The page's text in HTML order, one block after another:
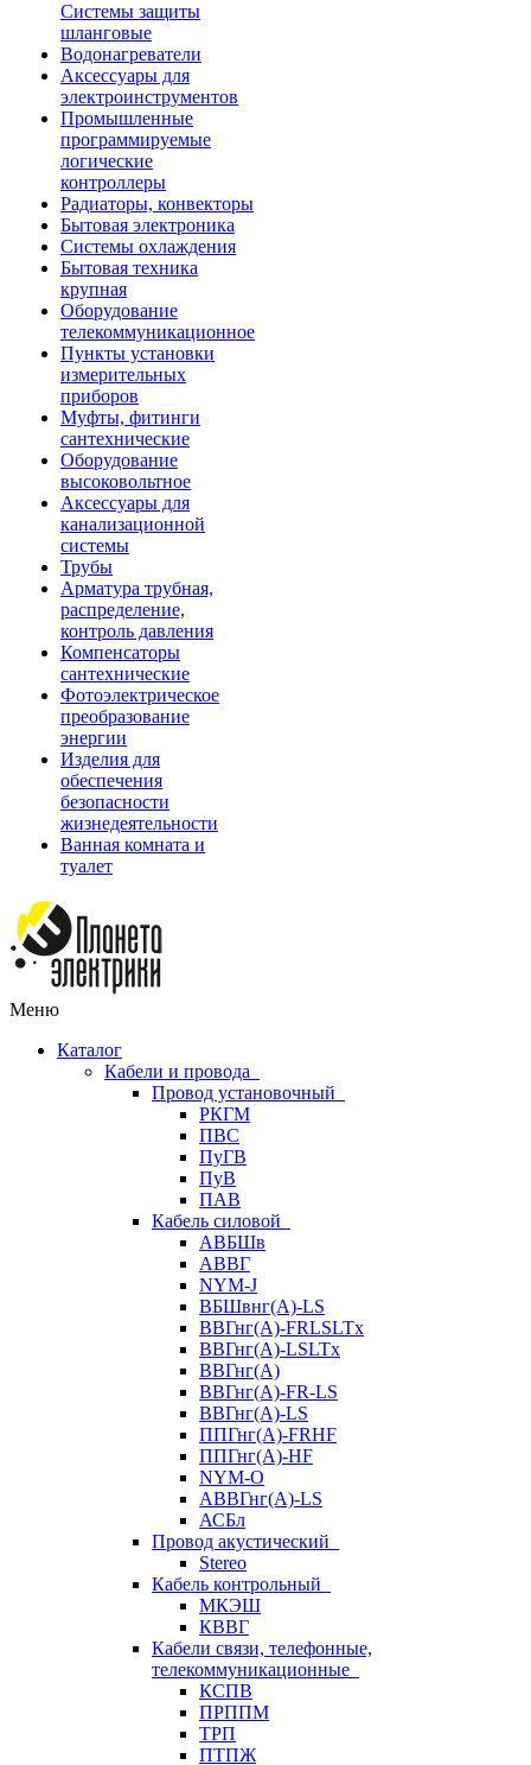
Системы защиты
шланговые
Водонагреватели
Аксессуары для
электроинструментов
Промышленные
программируемые
логические
контроллеры
Радиаторы, конвекторы
Бытовая электроника
Системы охлаждения
Бытовая техника
крупная
Оборудование
телекоммуникационное
Пункты установки
измерительных
приборов
Муфты, фитинги
сантехнические
Оборудование
высоковольтное
Аксессуары для
канализационной
системы
Трубы
Арматура трубная,
распределение,
контроль давления
Компенсаторы
сантехнические
Фотоэлектрическое
преобразование
энергии
Изделия для
обеспечения
безопасности
жизнедеятельности
Ванная комната и
туалет
Меню
Каталог
Кабели и провода
Провод установочный
РКГМ
ПВС
ПуГВ
ПуВ
ПАВ
Кабель силовой
АВБШв
АВВГ
NYM-J
ВБШвнг(А)-LS
ВВГнг(A)-FRLSLTx
ВВГнг(A)-LSLTx
ВВГнг(А)
ВВГнг(А)-FR-LS
ВВГнг(А)-LS
ППГнг(А)-FRHF
ППГнг(А)-HF
NYM-O
АВВГнг(А)-LS
АСБл
Провод акустический
Stereo
Кабель контрольный
МКЭШ
КВВГ
Кабели связи, телефонные,
телекоммуникационные
КСПВ
ПРППМ
ТРП
ПТПЖ